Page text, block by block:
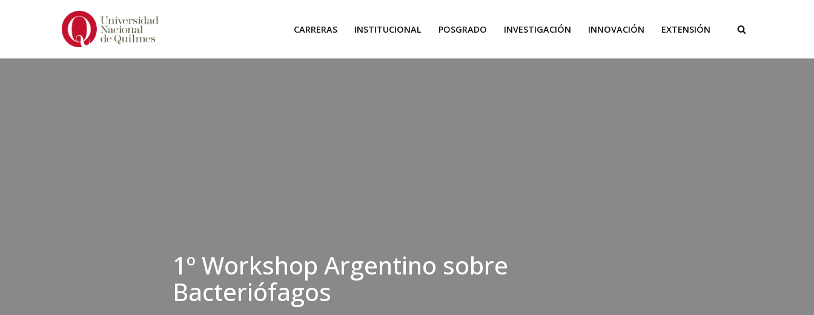
CARRERAS INSTITUCIONAL POSGRADO INVESTIGACIÓN INNOVACIÓN EXTENSIÓN
1º Workshop Argentino sobre
Bacteriófagos